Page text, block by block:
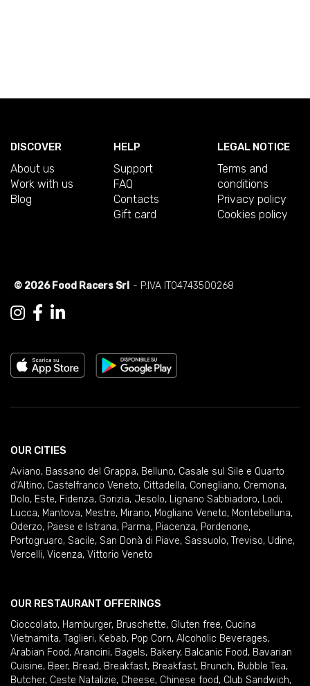
DISCOVER
About us
Work with us
Blog
HELP
Support
FAQ
Contacts
Gift card
LEGAL NOTICE
Terms and
conditions
Privacy policy
Cookies policy
© 2026 Food Racers Srl - P.IVA IT04743500268
OUR CITIES
Aviano, Bassano del Grappa, Belluno, Casale sul Sile e Quarto
d'Altino, Castelfranco Veneto, Cittadella, Conegliano, Cremona,
Dolo, Este, Fidenza, Gorizia, Jesolo, Lignano Sabbiadoro, Lodi,
Lucca, Mantova, Mestre, Mirano, Mogliano Veneto, Montebelluna,
Oderzo, Paese e Istrana, Parma, Piacenza, Pordenone,
Portogruaro, Sacile, San Donà di Piave, Sassuolo, Treviso, Udine,
Vercelli, Vicenza, Vittorio Veneto
OUR RESTAURANT OFFERINGS
Cioccolato, Hamburger, Bruschette, Gluten free, Cucina
Vietnamita, Taglieri, Kebab, Pop Corn, Alcoholic Beverages,
Arabian Food, Arancini, Bagels, Bakery, Balcanic Food, Bavarian
Cuisine, Beer, Bread, Breakfast, Breakfast, Brunch, Bubble Tea,
Butcher, Ceste Natalizie, Cheese, Chinese food, Club Sandwich,